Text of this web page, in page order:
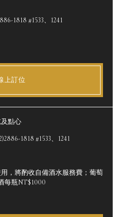
1818 #1533、1241
上訂位
點心
1818 #1533、1241
，將酌收自備酒水服務費；葡萄
每瓶NT$1000